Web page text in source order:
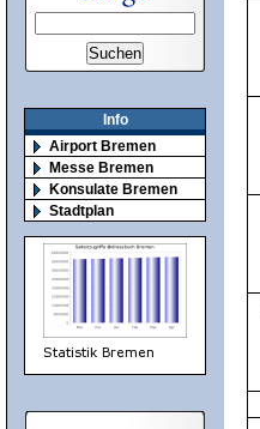
Info
Airport Bremen
Messe Bremen
Konsulate Bremen
Stadtplan